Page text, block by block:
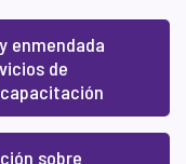
enmendada
de
sobre